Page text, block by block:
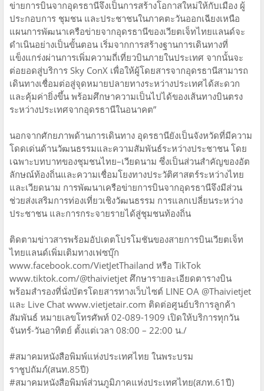
ข่ายการบินจากอุดรธานีจึงเป็นการสร้างโอกาสใหม่ให้กับเมือง ผู้
ประกอบการ ชุมชน และประชาชนในภาคตะวันออกเฉียงเหนือ
แผนการพัฒนาเครือข่ายจากอุดรธานีของเวียตเจ็ทไทยแลนด์จะ
ดำเนินอย่างเป็นขั้นตอน เริ่มจากการสร้างฐานการเดินทางที่
แข็งแกร่งผ่านการเพิ่มความถี่เที่ยวบินภายในประเทศ จากนั้นจะ
ต่อยอดสู่บริการ Sky ConX เพื่อให้ผู้โดยสารจากอุดรธานีสามารถ
เดินทางเชื่อมต่อสู่จุดหมายปลายทางระหว่างประเทศได้สะดวก
และคุ้มค่ายิ่งขึ้น พร้อมศึกษาความเป็นไปได้ของเส้นทางบินตรง
ระหว่างประเทศจากอุดรธานีในอนาคต”
นอกจากศักยภาพด้านการเดินทาง อุดรธานียังเป็นจังหวัดที่มีความ
โดดเด่นด้านวัฒนธรรมและความสัมพันธ์ระหว่างประชาชน โดย
เฉพาะบทบาทของชุมชนไทย–เวียดนาม ซึ่งเป็นส่วนสำคัญของอัต
ลักษณ์ท้องถิ่นและความเชื่อมโยงทางประวัติศาสตร์ระหว่างไทย
และเวียดนาม การพัฒนาเครือข่ายการบินจากอุดรธานีจึงมีส่วน
ช่วยส่งเสริมการท่องเที่ยวเชิงวัฒนธรรม การแลกเปลี่ยนระหว่าง
ประชาชน และการกระจายรายได้สู่ชุมชนท้องถิ่น
ติดตามข่าวสารพร้อมอัปเดตโปรโมชันของสายการบินเวียตเจ็ท
ไทยแลนด์เพิ่มเติมทางเฟซบุ๊ก
www.facebook.com/VietJetThailand หรือ TikTok
www.tiktok.com/@thaivietjet ศึกษารายละเอียดตารางบิน
พร้อมสำรองที่นั่งบัตรโดยสารทางเว็บไซต์ LINE OA @Thaivietjet
และ Live Chat www.vietjetair.com ติดต่อศูนย์บริการลูกค้า
สัมพันธ์ หมายเลขโทรศัพท์ 02-089-1909 เปิดให้บริการทุกวัน
จันทร์-วันอาทิตย์ ตั้งแต่เวลา 08:00 – 22:00 น./
#สมาคมหนังสือพิมพ์แห่งประเทศไทย ในพระบรม
ราชูปถัมภ์(สนท.85ปี)
#สมาคมหนังสือพิมพ์ส่วนภูมิภาคแห่งประเทศไทย(สภท.61ปี)